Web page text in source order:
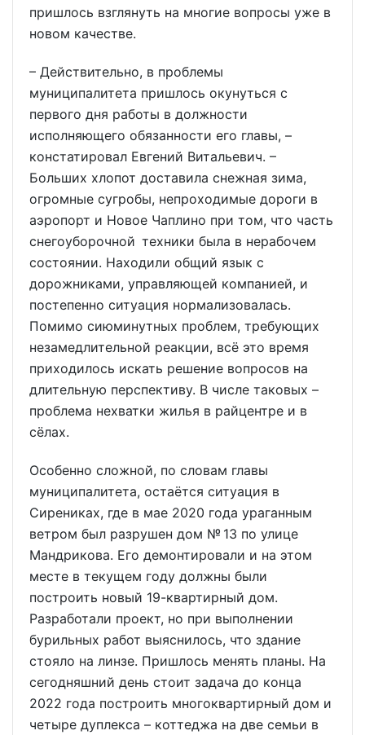
пришлось взглянуть на многие вопросы уже в
новом качестве.
– Действительно, в проблемы
муниципалитета пришлось окунуться с
первого дня работы в должности
исполняющего обязанности его главы, –
констатировал Евгений Витальевич. –
Больших хлопот доставила снежная зима,
огромные сугробы, непроходимые дороги в
аэропорт и Новое Чаплино при том, что часть
снегоуборочной техники была в нерабочем
состоянии. Находили общий язык с
дорожниками, управляющей компанией, и
постепенно ситуация нормализовалась.
Помимо сиюминутных проблем, требующих
незамедлительной реакции, всё это время
приходилось искать решение вопросов на
длительную перспективу. В числе таковых –
проблема нехватки жилья в райцентре и в
сёлах.
Особенно сложной, по словам главы
муниципалитета, остаётся ситуация в
Сирениках, где в мае 2020 года ураганным
ветром был разрушен дом № 13 по улице
Мандрикова. Его демонтировали и на этом
месте в текущем году должны были
построить новый 19-квартирный дом.
Разработали проект, но при выполнении
бурильных работ выяснилось, что здание
стояло на линзе. Пришлось менять планы. На
сегодняшний день стоит задача до конца
2022 года построить многоквартирный дом и
четыре дуплекса – коттеджа на две семьи в